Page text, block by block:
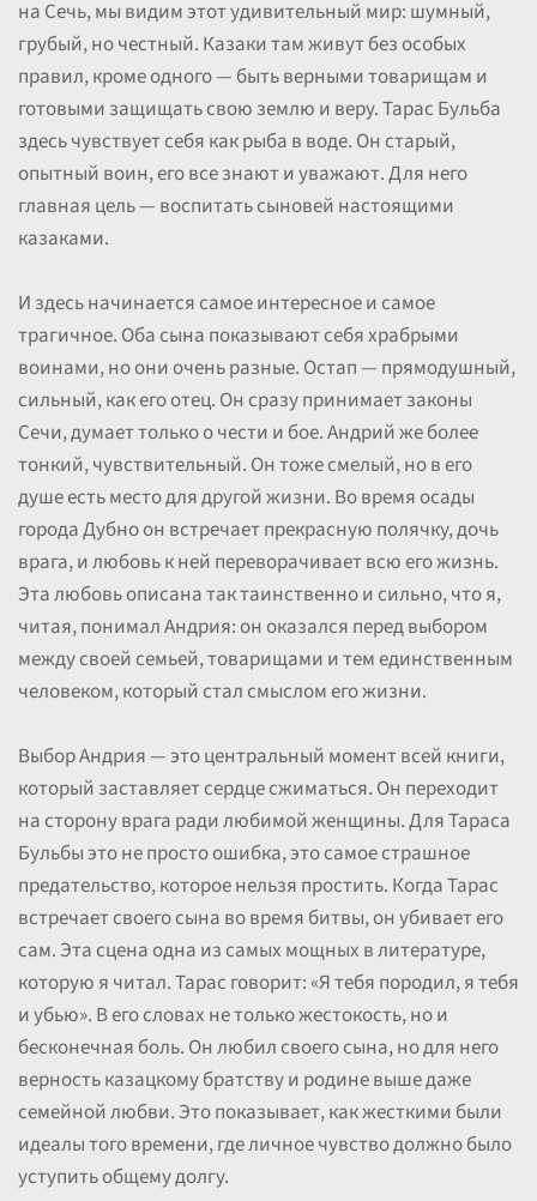
на Сечь, мы видим этот удивительный мир: шумный,
грубый, но честный. Казаки там живут без особых
правил, кроме одного — быть верными товарищам и
готовыми защищать свою землю и веру. Тарас Бульба
здесь чувствует себя как рыба в воде. Он старый,
опытный воин, его все знают и уважают. Для него
главная цель — воспитать сыновей настоящими
казаками.
И здесь начинается самое интересное и самое
трагичное. Оба сына показывают себя храбрыми
воинами, но они очень разные. Остап — прямодушный,
сильный, как его отец. Он сразу принимает законы
Сечи, думает только о чести и бое. Андрий же более
тонкий, чувствительный. Он тоже смелый, но в его
душе есть место для другой жизни. Во время осады
города Дубно он встречает прекрасную полячку, дочь
врага, и любовь к ней переворачивает всю его жизнь.
Эта любовь описана так таинственно и сильно, что я,
читая, понимал Андрия: он оказался перед выбором
между своей семьей, товарищами и тем единственным
человеком, который стал смыслом его жизни.
Выбор Андрия — это центральный момент всей книги,
который заставляет сердце сжиматься. Он переходит
на сторону врага ради любимой женщины. Для Тараса
Бульбы это не просто ошибка, это самое страшное
предательство, которое нельзя простить. Когда Тарас
встречает своего сына во время битвы, он убивает его
сам. Эта сцена одна из самых мощных в литературе,
которую я читал. Тарас говорит: «Я тебя породил, я тебя
и убью». В его словах не только жестокость, но и
бесконечная боль. Он любил своего сына, но для него
верность казацкому братству и родине выше даже
семейной любви. Это показывает, как жесткими были
идеалы того времени, где личное чувство должно было
уступить общему долгу.